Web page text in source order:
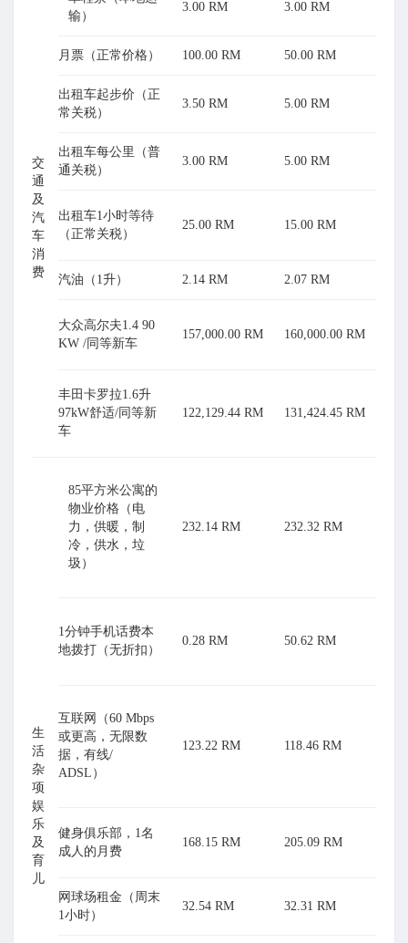
交
通
及
汽
车
消
费
输）
3.00 RM 3.00 RM
月票（正常价格） 100.00 RM 50.00 RM
出租车起步价（正
常关税）
3.50 RM 5.00 RM
出租车每公里（普
通关税）
3.00 RM 5.00 RM
出租车1小时等待
（正常关税）
25.00 RM 15.00 RM
汽油（1升） 2.14 RM 2.07 RM
大众高尔夫1.4 90
KW /同等新车
157,000.00 RM 160,000.00 RM
丰田卡罗拉1.6升
97kW舒适/同等新
车
122,129.44 RM 131,424.45 RM
生
活
杂
项
娱
乐
及
育
儿
85平方米公寓的
物业价格（电
力，供暖，制
冷，供水，垃
圾）
232.14 RM 232.32 RM
1分钟手机话费本
地拨打（无折扣）
0.28 RM 50.62 RM
互联网（60 Mbps
或更高，无限数
据，有线/
ADSL）
123.22 RM 118.46 RM
健身俱乐部，1名
成人的月费
168.15 RM 205.09 RM
网球场租金（周末
1小时）
32.54 RM 32.31 RM